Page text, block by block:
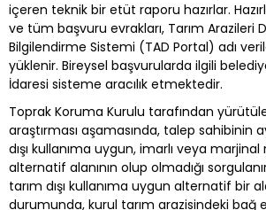
içeren teknik bir etüt raporu hazırlar.
ve tüm başvuru evrakları, Tarım Arazileri
Bilgilendirme Sistemi (TAD Portal) adı
yüklenir. Bireysel başvurularda ilgili
İdaresi sisteme aracılık etmektedir.
Toprak Koruma Kurulu tarafından
araştırması aşamasında, talep sahibinin
dışı kullanıma uygun, imarlı veya
alternatif alanının olup olmadığı
tarım dışı kullanıma uygun alternatif bir
durumunda, kurul tarım arazisindeki bağ